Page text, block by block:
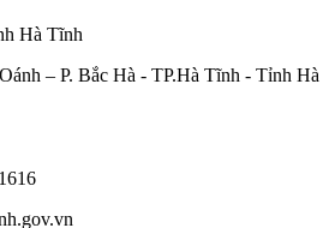
Hà Tĩnh
– P. Bắc Hà - TP.Hà Tĩnh - Tỉnh Hà